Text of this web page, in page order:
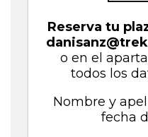
Reserva tu
o en el
todos los
Nombre y
fecha